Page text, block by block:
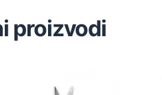
proizvodi